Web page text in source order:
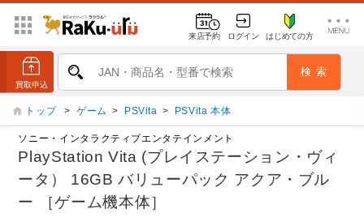
来店予約 ログイン はじめての方
トップ > ゲーム > PSVita > PSVita 本体
ソニー・インタラクティブエンタテインメント
PlayStation Vita (プレイステーション・ヴィ
ータ） 16GB バリューパック アクア・ブル
ー ［ゲーム機本体］